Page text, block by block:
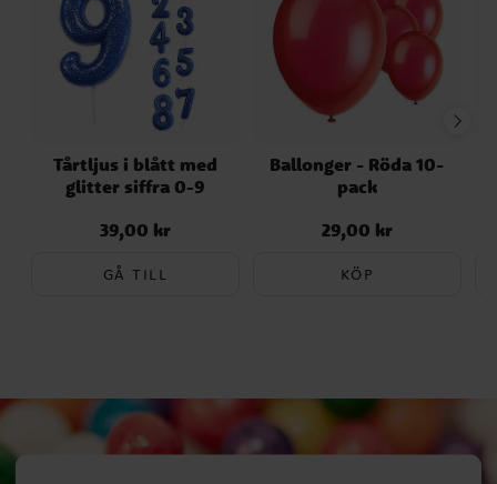
uppgifterna.
Tårtljus i blått med
glitter siffra 0-9
Pris:39,00 kr
39,00 kr
GÅ TILL
Ballonger - Röda 10-
pack
Pris:29,00 kr
29,00 kr
KÖP